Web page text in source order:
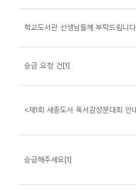
학교도서관 선생님들께 부탁드립니
승급 요청 건[1]
<제1회 세종도서 독서감상문대회 안
승급해주세요[1]
평